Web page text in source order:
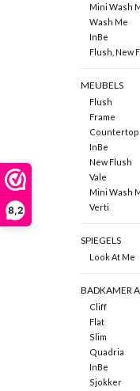
8,2
Mini Wash
Wash Me
InBe
Flush, New
MEUBELS
Flush
Frame
Countertop
InBe
New Flush
Vale
Mini Wash
Verti
SPIEGELS
Look At Me
BADKAMER
Cliff
Flat
Slim
Quadria
InBe
Sjokker